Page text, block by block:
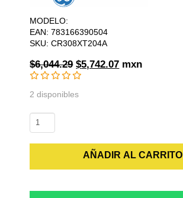
MODELO:
EAN: 783166390504
SKU: CR308XT204A
$6,044.29 Original
price
was:
$5,742.07Current
mxn
2 disponibles
CR308XT204A
JGO.
XFRM
220/440V
AÑADIR AL CARRITO